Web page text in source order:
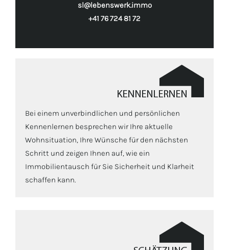
sl@lebenswerk.immo
+41 76 724 81 72
Bei einem unverbindlichen und persönlichen
Kennenlernen besprechen wir Ihre aktuelle
Wohnsituation, Ihre Wünsche für den nächsten
Schritt und zeigen Ihnen auf, wie ein
Immobilientausch für Sie Sicherheit und Klarheit
schaffen kann.